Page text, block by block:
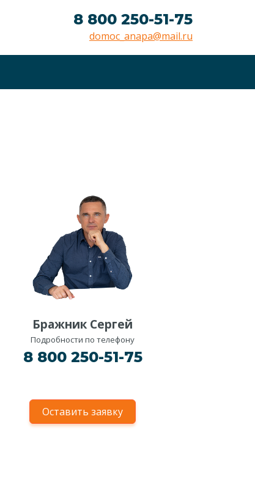
8 800 250-51-75
domoc_anapa@mail.ru
Бражник Сергей
Подробности по телефону
8 800 250-51-75
Оставить заявку